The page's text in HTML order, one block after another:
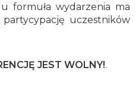
formuła wydarzenia ma
uczestników
JEST WOLNY!.